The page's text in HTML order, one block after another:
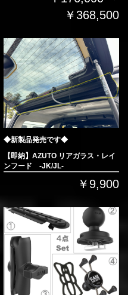
￥368,500
◆新製品発売です◆
【即納】AZUTO リアガラス・レイ
ンフード -JK/JL-
￥9,900